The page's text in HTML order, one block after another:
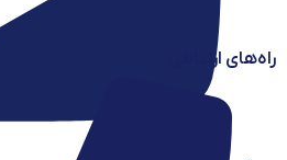
راه‌های ارتباطی